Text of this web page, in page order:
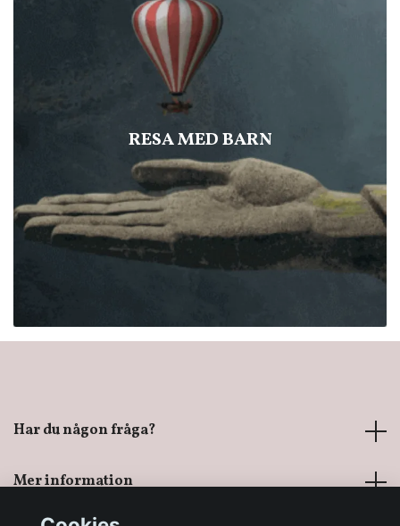
RESA MED BARN
Har du någon fråga?
Mer information